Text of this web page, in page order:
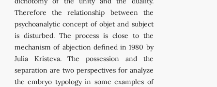
Therefore the relationship between the
psychoanalytic concept of objet and subject
is disturbed. The process is close to the
mechanism of abjection defined in 1980 by
Julia Kristeva. The possession and the
separation are two perspectives for analyze
the embryo typology in some examples of